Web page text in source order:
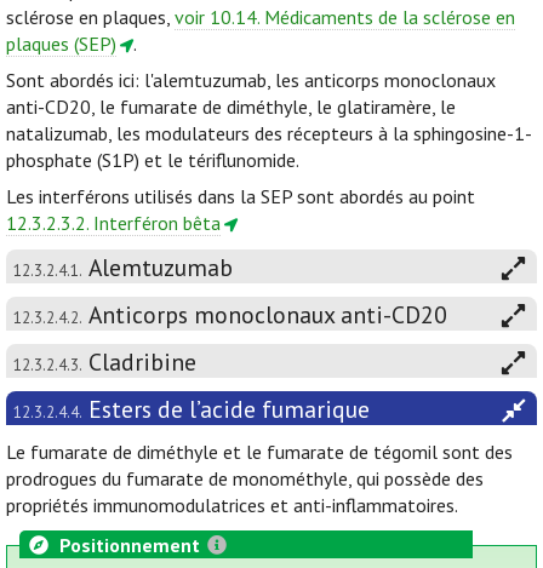
sclérose en plaques, voir 10.14. Médicaments de la sclérose en
plaques (SEP)
.
Sont abordés ici: l'alemtuzumab, les anticorps monoclonaux
anti-CD20, le fumarate de diméthyle, le glatiramère, le
natalizumab, les modulateurs des récepteurs à la sphingosine-1-
phosphate (S1P) et le tériflunomide.
Les interférons utilisés dans la SEP sont abordés au point
12.3.2.3.2. Interféron bêta
12.3.2.4.1. Alemtuzumab
12.3.2.4.2. Anticorps monoclonaux anti-CD20
12.3.2.4.3. Cladribine
12.3.2.4.4. Esters de l’acide fumarique
Le fumarate de diméthyle et le fumarate de tégomil sont des
prodrogues du fumarate de monométhyle, qui possède des
propriétés immunomodulatrices et anti-inflammatoires.
Positionnement